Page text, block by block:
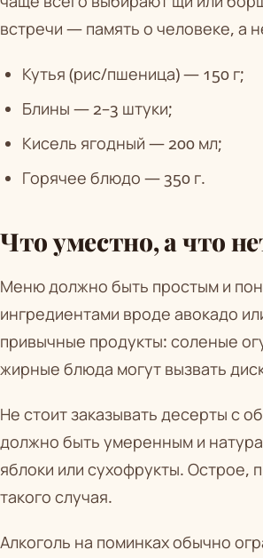
встречи — память о человеке, а
Кутья (рис/пшеница) — 150 г;
Блины — 2–3 штуки;
Кисель ягодный — 200 мл;
Горячее блюдо — 350 г.
Что уместно, а что
Меню должно быть простым и
ингредиентами вроде авокадо
привычные продукты: соленые
жирные блюда могут вызвать
Не стоит заказывать десерты с
должно быть умеренным и
яблоки или сухофрукты. Острое,
такого случая.
Алкоголь на поминках обычно